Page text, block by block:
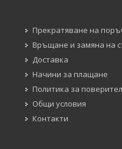
Прекратяване на
Връщане и замяна на
Доставка
Начини за плащане
Политика за
Общи условия
Контакти